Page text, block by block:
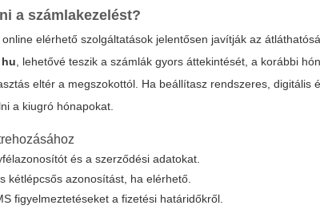
a számlakezelést?
elérhető szolgáltatások jelentősen javítják az
, lehetővé teszik a számlák gyors áttekintését, a korábbi
eltér a megszokottól. Ha beállítasz rendszeres, digitális
a kiugró hónapokat.
és a szerződési adatokat.
kétlépcsős azonosítást, ha elérhető.
figyelmeztetéseket a fizetési határidőkről.